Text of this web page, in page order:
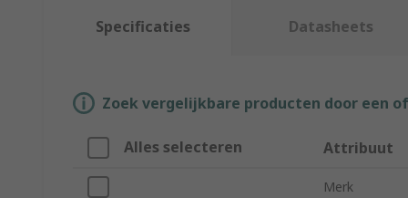
Specificaties Datasheets
Zoek vergelijkbare producten door een
Alles selecteren Attribuut
Merk